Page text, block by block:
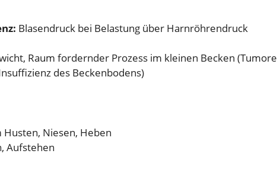
Blasendruck bei Belastung über Harnröhrendruck
Raum fordernder Prozess im kleinen Becken
des Beckenbodens)
Husten, Niesen, Heben
Aufstehen